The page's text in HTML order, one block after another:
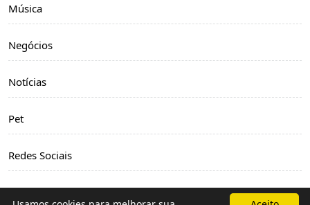
Música
Negócios
Notícias
Pet
Redes Sociais
Relacionamento